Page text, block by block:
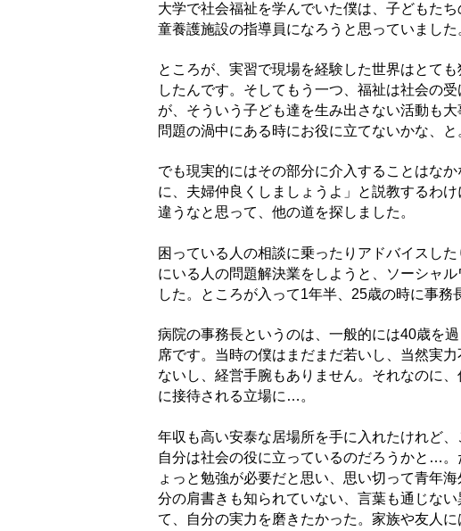
大学で社会福祉を学んでいた僕は、子どもた
童養護施設の指導員になろうと思っていました
ところが、実習で現場を経験した世界はとて
したんです。そしてもう一つ、福祉は社会の
が、そういう子ども達を生み出さない活動も
問題の渦中にある時にお役に立てないかな、と
でも現実的にはその部分に介入することはな
に、夫婦仲良くしましょうよ」と説教するわ
違うなと思って、他の道を探しました。
困っている人の相談に乗ったりアドバイスし
にいる人の問題解決業をしようと、ソーシャ
した。ところが入って1年半、25歳の時に事務
病院の事務長というのは、一般的には40歳を
席です。当時の僕はまだまだ若いし、当然実
ないし、経営手腕もありません。それなのに
に接待される立場に…。
年収も高い安泰な居場所を手に入れたけれど
自分は社会の役に立っているのだろうかと…
ょっと勉強が必要だと思い、思い切って青年
分の肩書きも知られていない、言葉も通じな
て、自分の実力を磨きたかった。家族や友人